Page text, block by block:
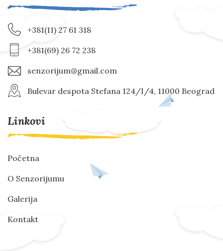
+381(11) 27 61 318
+381(69) 26 72 238
senzorijum@gmail.com
Bulevar despota Stefana 124/I/4, 11000 Beograd
Linkovi
Početna
O Senzorijumu
Galerija
Kontakt